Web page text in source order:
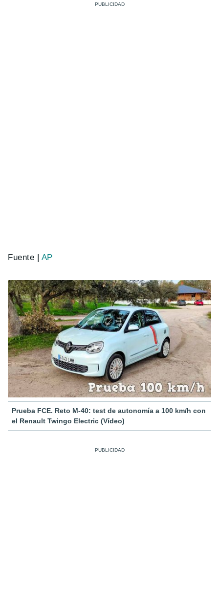
Fuente | AP
Prueba FCE. Reto M-40: test de autonomía a 100 km/h con
el Renault Twingo Electric (Vídeo)